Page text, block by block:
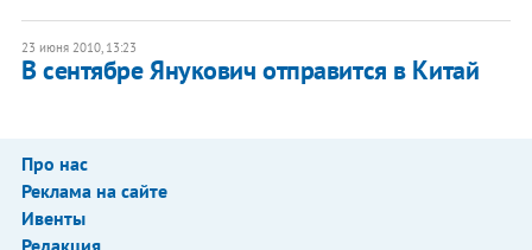
23 июня 2010, 13:23
В сентябре Янукович отправится в Китай
Про нас
Реклама на сайте
Ивенты